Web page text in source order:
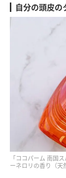
自分の頭皮
「ココパーム 南国
ーネロリの香り（天